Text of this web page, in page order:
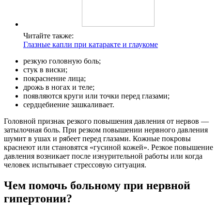
Читайте также:
Глазные капли при катаракте и глаукоме
резкую головную боль;
стук в виски;
покраснение лица;
дрожь в ногах и теле;
появляются круги или точки перед глазами;
сердцебиение зашкаливает.
Головной признак резкого повышения давления от нервов —
затылочная боль. При резком повышении нервного давления
шумит в ушах и рябеет перед глазами. Кожные покровы
краснеют или становятся «гусиной кожей». Резкое повышение
давления возникает после изнурительной работы или когда
человек испытывает стрессовую ситуация.
Чем помочь больному при нервной
гипертонии?